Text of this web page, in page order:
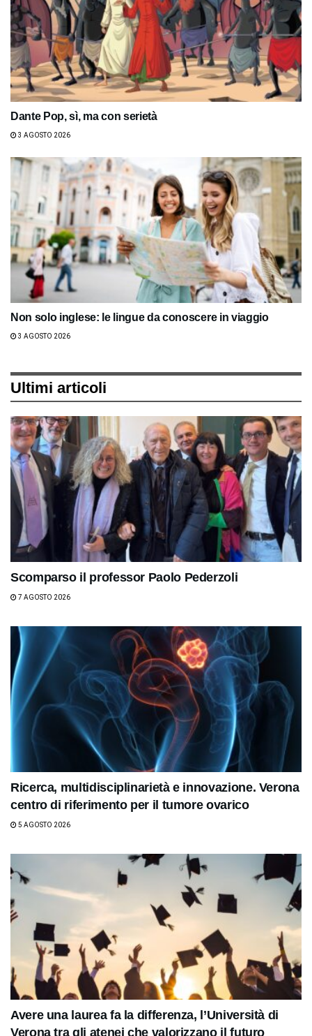
Dante Pop, sì, ma con serietà
3 AGOSTO 2026
Non solo inglese: le lingue da conoscere in viaggio
3 AGOSTO 2026
Ultimi articoli
Scomparso il professor Paolo Pederzoli
7 AGOSTO 2026
Ricerca, multidisciplinarietà e innovazione. Verona
centro di riferimento per il tumore ovarico
5 AGOSTO 2026
Avere una laurea fa la differenza, l’Università di
Verona tra gli atenei che valorizzano il futuro